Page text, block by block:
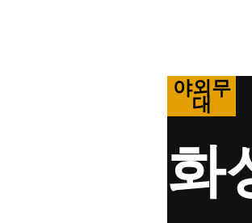
야외무
대
화